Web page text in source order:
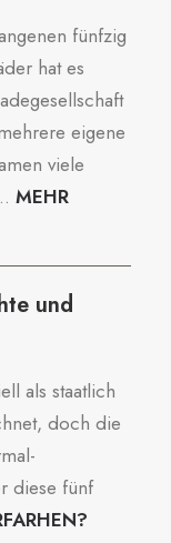
fünfzig
hat es
eigene
viele
MEHR
und
als staatlich
doch die
diese fünf